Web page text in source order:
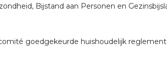
Bijstand aan Personen en
goedgekeurde huishoudelijk reglement